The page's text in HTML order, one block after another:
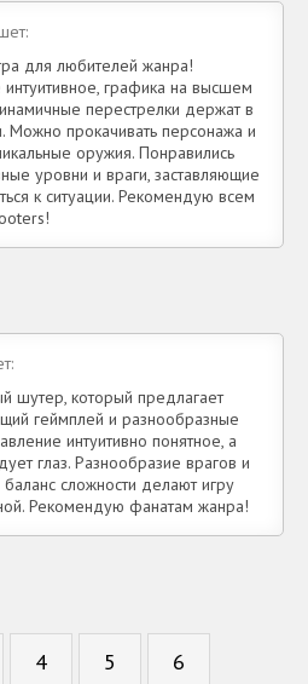
для любителей жанра!
графика на высшем
перестрелки держат в
Можно прокачивать персонажа и
оружия. Понравились
уровни и враги, заставляющие
к ситуации. Рекомендую всем
шутер, который предлагает
геймплей и разнообразные
интуитивно понятное, а
глаз. Разнообразие врагов и
сложности делают игру
Рекомендую фанатам жанра!
4 5 6